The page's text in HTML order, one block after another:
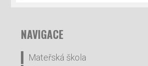
NAVIGACE
Mateřská škola